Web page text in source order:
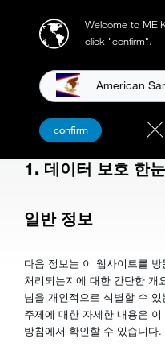
Welcome to
click "confirm".
American
confirm
정보보호 고객
개인정보 보호 선언
1. 데이터 보호 한
일반 정보
다음 정보는 이 웹사이트를
처리되는지에 대한 간단한 개
님을 개인적으로 식별할 수
주제에 대한 자세한 내용은
방침에서 확인할 수 있습니다.